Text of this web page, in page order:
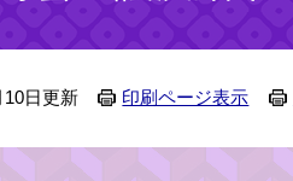
10日更新 印刷ページ表示